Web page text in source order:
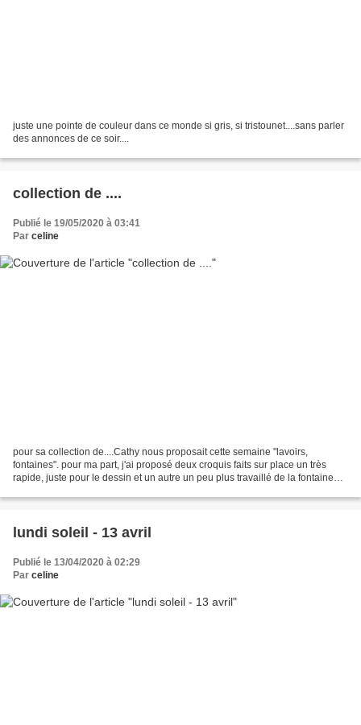
juste une pointe de couleur dans ce monde si gris, si tristounet....sans parler
des annonces de ce soir....
collection de ....
Publié le 19/05/2020 à 03:41
Par celine
pour sa collection de....Cathy nous proposait cette semaine "lavoirs,
fontaines". pour ma part, j'ai proposé deux croquis faits sur place un très
rapide, juste pour le dessin et un autre un peu plus travaillé de la fontaine
lundi soleil - 13 avril
Publié le 13/04/2020 à 02:29
Par celine